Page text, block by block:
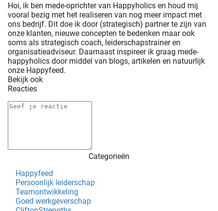
Hoi, ik ben mede-oprichter van Happyholics en houd mij
vooral bezig met het realiseren van nog meer impact met
ons bedrijf. Dit doe ik door (strategisch) partner te zijn van
onze klanten, nieuwe concepten te bedenken maar ook
soms als strategisch coach, leiderschapstrainer en
organisatieadviseur. Daarnaast inspireer ik graag mede-
happyholics door middel van blogs, artikelen en natuurlijk
onze Happyfeed.
Bekijk ook
Reacties
Categorieën
Happyfeed
Persoonlijk leiderschap
Teamontwikkeling
Goed werkgeverschap